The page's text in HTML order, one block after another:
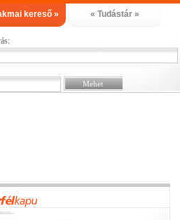
kereső » « Tudástár »